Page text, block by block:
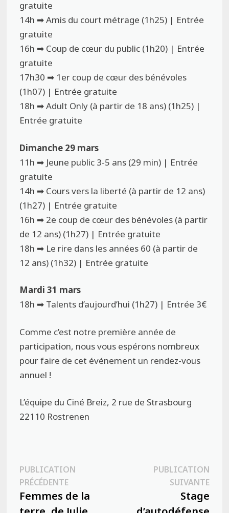
gratuite
14h ➡ Amis du court métrage (1h25) | Entrée
gratuite
16h ➡ Coup de cœur du public (1h20) | Entrée
gratuite
17h30 ➡ 1er coup de cœur des bénévoles
(1h07) | Entrée gratuite
18h ➡ Adult Only (à partir de 18 ans) (1h25) |
Entrée gratuite
Dimanche 29 mars
11h ➡ Jeune public 3-5 ans (29 min) | Entrée
gratuite
14h ➡ Cours vers la liberté (à partir de 12 ans)
(1h27) | Entrée gratuite
16h ➡ 2e coup de cœur des bénévoles (à partir
de 12 ans) (1h27) | Entrée gratuite
18h ➡ Le rire dans les années 60 (à partir de
12 ans) (1h32) | Entrée gratuite
Mardi 31 mars
18h ➡ Talents d’aujourd’hui (1h27) | Entrée 3€
Comme c’est notre première année de
participation, nous vous espérons nombreux
pour faire de cet événement un rendez-vous
annuel !
L’équipe du Ciné Breiz, 2 rue de Strasbourg
22110 Rostrenen
Navigation
de
PUBLICATION
PRÉCÉDENTEPublication
précédente :
Femmes de la
PUBLICATION
SUIVANTE
Stage